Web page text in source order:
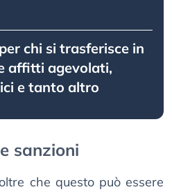
chi si trasferisce in
affitti agevolati,
e tanto altro
sanzioni
che questo può essere